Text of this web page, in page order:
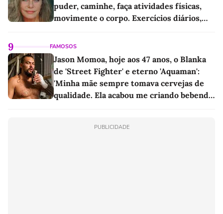
puder, caminhe, faça atividades físicas,
movimente o corpo. Exercícios diários,
9 FAMOSOS
Jason Momoa, hoje aos 47 anos, o Blanka
de 'Street Fighter' e eterno 'Aquaman':
'Minha mãe sempre tomava cervejas de
qualidade. Ela acabou me criando bebendo
PUBLICIDADE